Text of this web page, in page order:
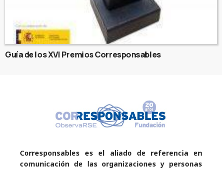
Guía de los XVI Premios Corresponsables
Corresponsables es el aliado de referencia en
comunicación de las organizaciones y personas